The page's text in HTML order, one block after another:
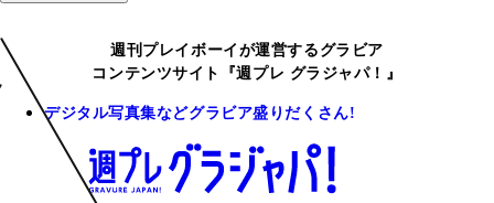
週刊プレイボーイが運営するグラビア
コンテンツサイト『週プレ グラジャパ！』
デジタル写真集などグラビア盛りだくさん!